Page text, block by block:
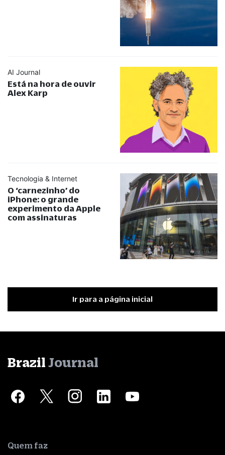
AI Journal
Está na hora de ouvir
Alex Karp
Tecnologia & Internet
O ‘carnezinho’ do
iPhone: o grande
experimento da Apple
com assinaturas
Ir para a página inicial
Brazil Journal
Quem faz